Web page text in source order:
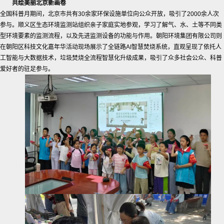
共绘美丽北京新画卷
全国科普月期间，北京市共有30余家环保设施单位向公众开放，吸引了2000余人次
参与。顺义区生态环境监测站组织亲子家庭实地参观，学习了解气、水、土等不同类
型环境要素的监测流程，以及先进监测设备的功能与作用。朝阳环境集团有限公司则
在朝阳区科技文化嘉年华活动现场展示了全链路AI智慧焚烧系统，直观呈现了依托人
工智能与大数据技术，垃圾焚烧全流程智慧化升级成果，吸引了众多社会公众、科普
爱好者的驻足参与。